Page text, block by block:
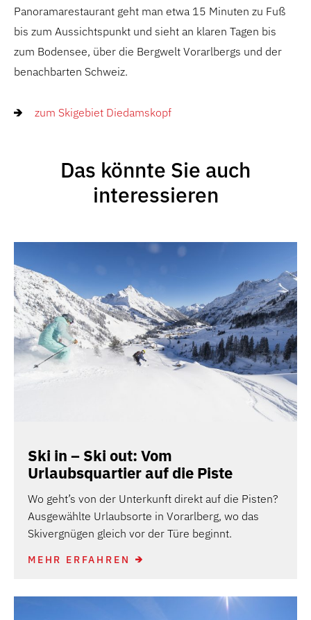
Panoramarestaurant geht man etwa 15 Minuten zu Fuß
bis zum Aussichtspunkt und sieht an klaren Tagen bis
zum Bodensee, über die Bergwelt Vorarlbergs und der
benachbarten Schweiz.
zum Skigebiet Diedamskopf
Das könnte Sie auch
interessieren
Ski in – Ski out: Vom
Urlaubsquartier auf die Piste
Wo geht’s von der Unterkunft direkt auf die Pisten?
Ausgewählte Urlaubsorte in Vorarlberg, wo das
Skivergnügen gleich vor der Türe beginnt.
MEHR ERFAHREN